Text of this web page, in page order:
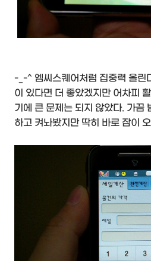
-_-^ 엠씨스퀘어처럼 집중력 올린
이 있다면 더 좋았겠지만 어차피
기에 큰 문제는 되지 않았다. 가끔
하고 켜놔봤지만 딱히 바로 잠이